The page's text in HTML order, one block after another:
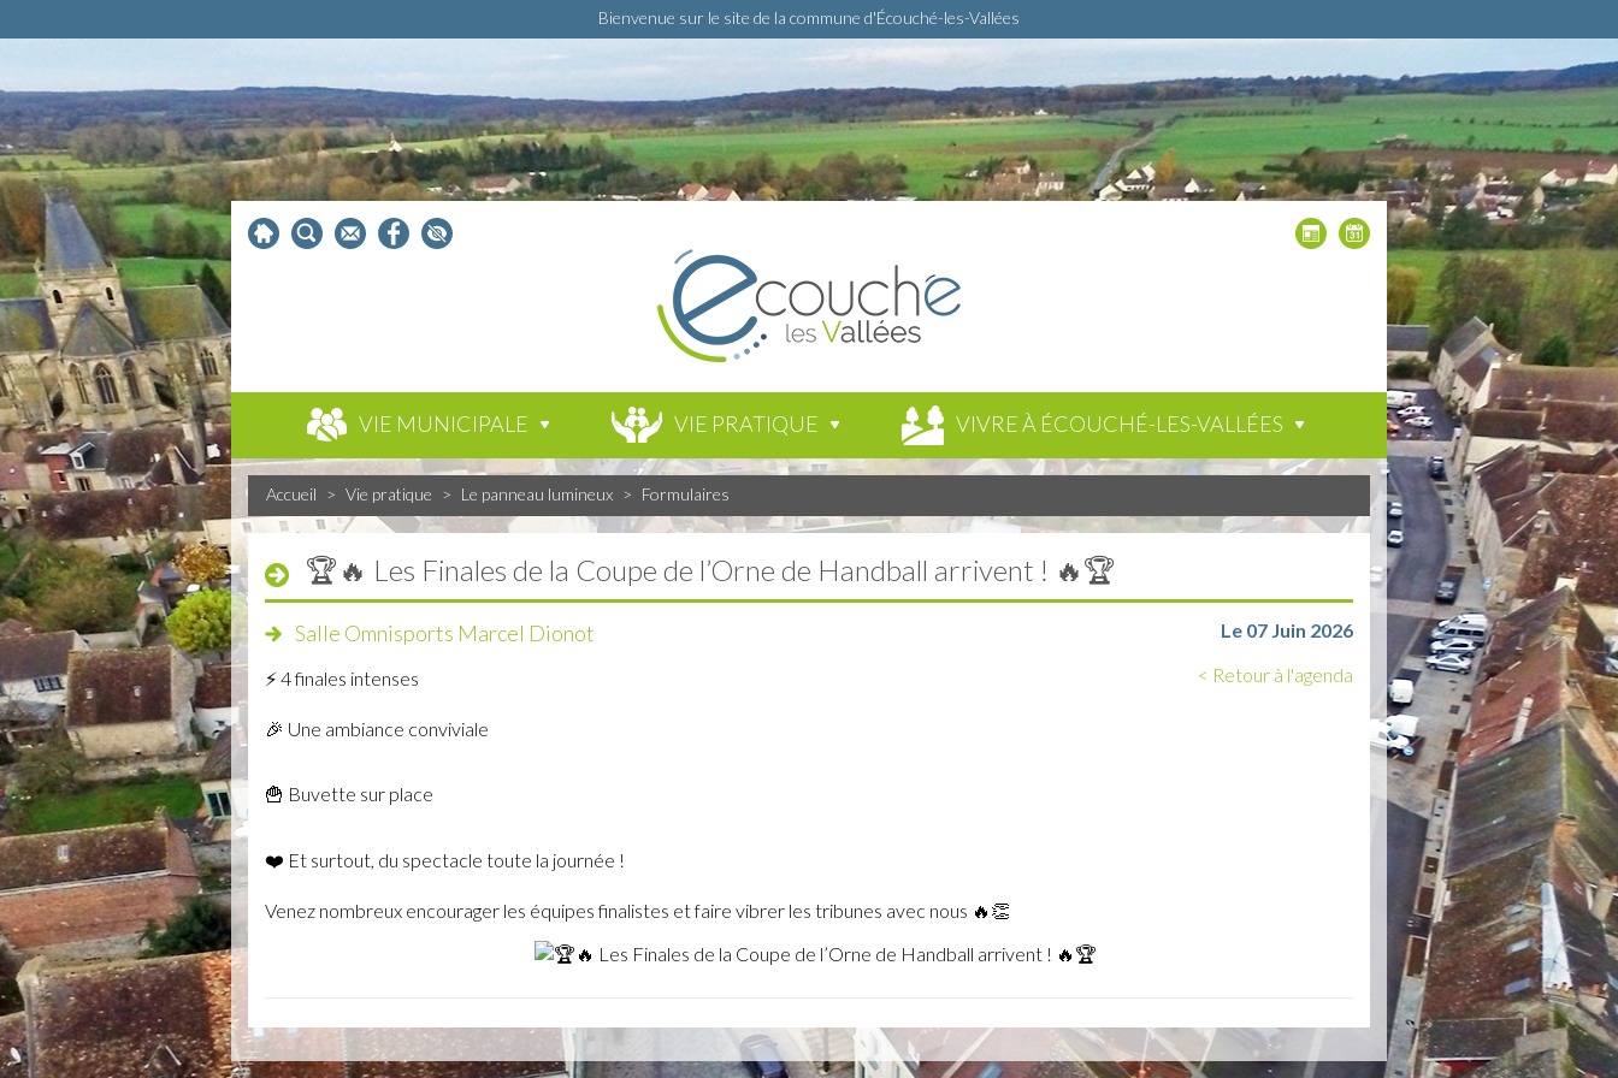
Bienvenue sur le site de la commune d'Écouché-les-Vallées
VIE MUNICIPALE VIE PRATIQUE VIVRE À ÉCOUCHÉ-LES-VALLÉES
Accueil > Vie pratique > Le panneau lumineux > Formulaires
🏆🔥 Les Finales de la Coupe de l’Orne de Handball arrivent ! 🔥🏆
Salle Omnisports Marcel Dionot
Le 07 Juin 2026
< Retour à l'agenda
⚡ 4 finales intenses
🎉 Une ambiance conviviale
🍟 Buvette sur place
❤️ Et surtout, du spectacle toute la journée !
Venez nombreux encourager les équipes finalistes et faire vibrer les tribunes avec nous 🔥👏